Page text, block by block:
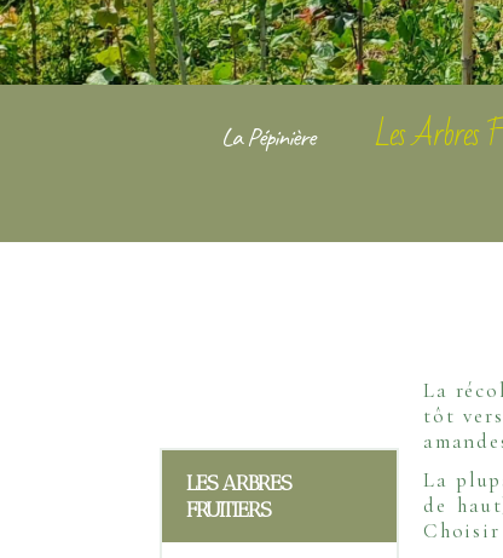
La Pépinière Les Arbres
LES ARBRES
FRUITIERS
La
tôt
La
de
Choisir